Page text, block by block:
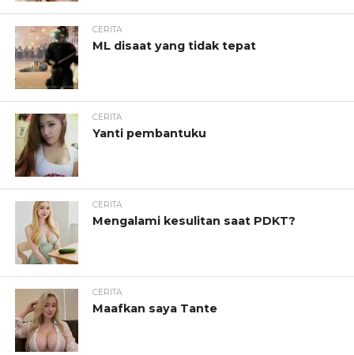
CERITA
ML disaat yang tidak tepat
CERITA
Yanti pembantuku
CERITA
Mengalami kesulitan saat PDKT?
CERITA
Maafkan saya Tante